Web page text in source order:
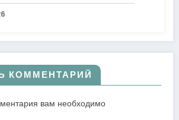
КОММЕНТАРИЙ
вам необходимо